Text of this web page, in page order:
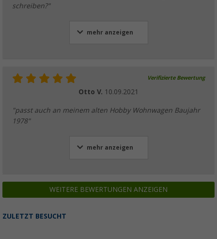
schreiben?"
mehr anzeigen
Verifizierte Bewertung
Otto V. 10.09.2021
"passt auch an meinem alten Hobby Wohnwagen Baujahr
1978"
mehr anzeigen
WEITERE BEWERTUNGEN ANZEIGEN
ZULETZT BESUCHT